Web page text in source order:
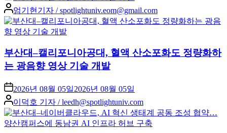
Posted
by
엄기현기자 / spotlightuniv.eom@gmail.com
부산대–캘리포니아공대, 혈액 산소포화도 정량화하
는 광음향 영상 기술 개발
2026년 08월 05일2026년 08월 05일
Posted
by
이덕호 기자 / leedh@spotlightuniv.com